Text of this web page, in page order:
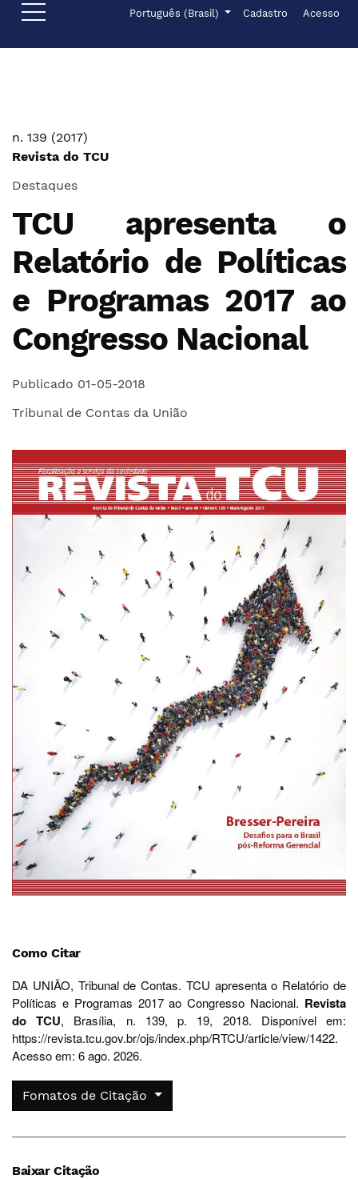
Ir para o menu de navegação principal
Ir para o conteúdo principal
Ir para o rodapé Idioma
Português (Brasil)
Menu de Cadastro Acesso
n. 139 (2017)
Revista do TCU
Destaques
TCU apresenta o
Relatório de Políticas
e Programas 2017 ao
Congresso Nacional
Publicado 01-05-2018
Tribunal de Contas da União
Como Citar
DA UNIÃO, Tribunal de Contas. TCU apresenta o Relatório de
Políticas e Programas 2017 ao Congresso Nacional. Revista
do TCU, Brasília, n. 139, p. 19, 2018. Disponível em:
https://revista.tcu.gov.br/ojs/index.php/RTCU/article/view/1422.
Acesso em: 6 ago. 2026.
Fomatos de Citação
Baixar Citação